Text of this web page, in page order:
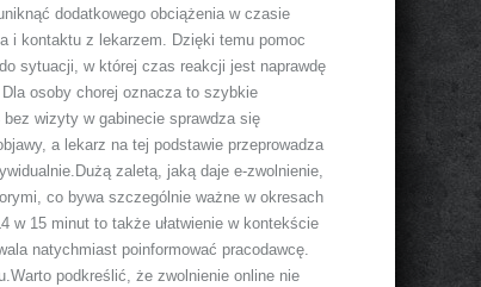
dodatkowego obciążenia w czasie
i kontaktu z lekarzem. Dzięki temu pomoc
sytuacji, w której czas reakcji jest naprawdę
osoby chorej oznacza to szybkie
wizyty w gabinecie sprawdza się
a lekarz na tej podstawie przeprowadza
zaletą, jaką daje e-zwolnienie,
co bywa szczególnie ważne w okresach
w 15 minut to także ułatwienie w kontekście
natychmiast poinformować pracodawcę.
podkreślić, że zwolnienie online nie